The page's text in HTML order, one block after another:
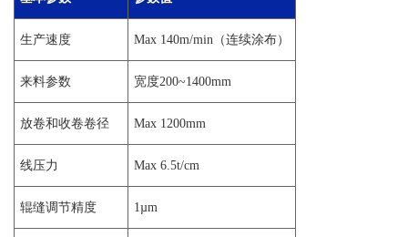
生产速度 Max 140m/min（连续涂布）
来料参数 宽度200~1400mm
放卷和收卷卷径 Max 1200mm
线压力 Max 6.5t/cm
辊缝调节精度 1µm